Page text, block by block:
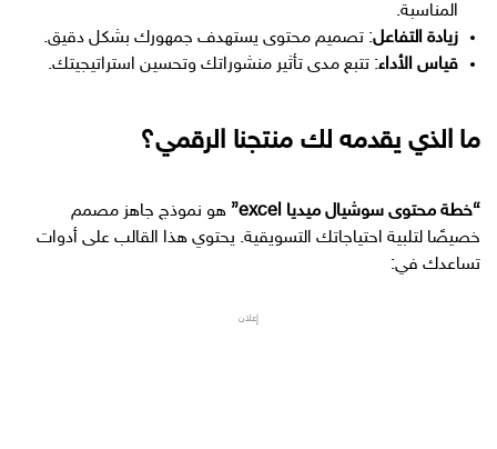
المناسبة.
زيادة التفاعل: تصميم محتوى يستهدف جمهورك بشكل دقيق.
قياس الأداء: تتبع مدى تأثير منشوراتك وتحسين استراتيجيتك.
ما الذي يقدمه لك منتجنا الرقمي؟
“خطة محتوى سوشيال ميديا excel”
هو نموذج جاهز مصمم
خصيصًا لتلبية احتياجاتك التسويقية. يحتوي هذا القالب على أدوات
تساعدك في:
إعلان